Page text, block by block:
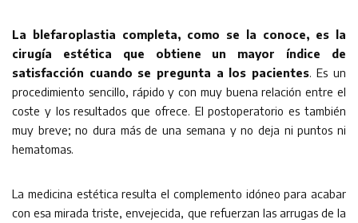
La blefaroplastia completa, como se la conoce, es la
cirugía estética que obtiene un mayor índice de
satisfacción cuando se pregunta a los pacientes. Es un
procedimiento sencillo, rápido y con muy buena relación entre el
coste y los resultados que ofrece. El postoperatorio es también
muy breve; no dura más de una semana y no deja ni puntos ni
hematomas.
La medicina estética resulta el complemento idóneo para acabar
con esa mirada triste, envejecida, que refuerzan las arrugas de la